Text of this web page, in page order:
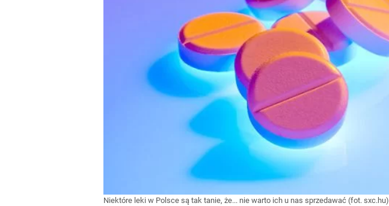
Niektóre leki w Polsce są tak tanie, że... nie warto ich u nas sprzedawać (fot. sxc.hu)